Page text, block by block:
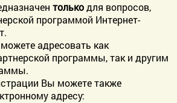
толькодля вопросов,
программой Интернет-
адресовать как
программы, так и другим
Вы можете также
адресу: